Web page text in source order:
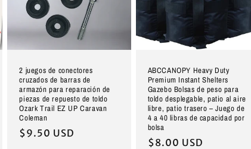
2 juegos de conectores
cruzados de barras de
armazón para reparación de
piezas de repuesto de toldo
Ozark Trail EZ UP Caravan
Coleman
Precio
$9.50 USD
ABCCANOPY Heavy Duty
Premium Instant Shelters
Gazebo Bolsas de peso para
toldo desplegable, patio al aire
libre, patio trasero – Juego de
4 a 40 libras de capacidad por
bolsa
Precio
$8.00 USD